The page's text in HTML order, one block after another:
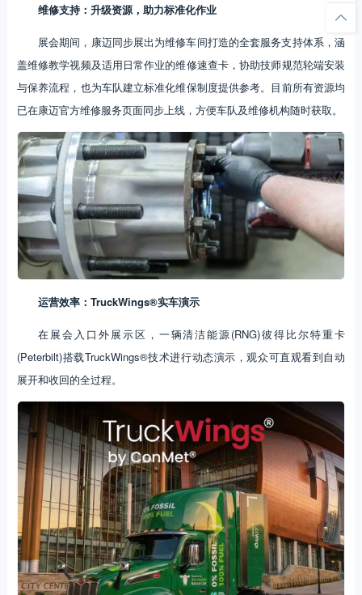
维修支持：升级资源，助力标准化作业
展会期间，康迈同步展出为维修车间打造的全套服务支持体系，涵
盖维修教学视频及适用日常作业的维修速查卡，协助技师规范轮端安装
与保养流程，也为车队建立标准化维保制度提供参考。目前所有资源均
已在康迈官方维修服务页面同步上线，方便车队及维修机构随时获取。
运营效率：TruckWings®实车演示
在展会入口外展示区，一辆清洁能源(RNG)彼得比尔特重卡
(Peterbilt)搭载TruckWings®技术进行动态演示，观众可直观看到自动
展开和收回的全过程。